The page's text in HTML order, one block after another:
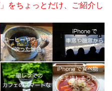
をちょっとだけ、ご紹介し